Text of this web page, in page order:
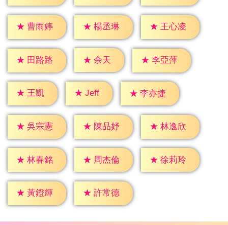
★ 曹雨婷 ★ 楊丞琳 ★ 王心凌
★ 田路路 ★ 余天 ★ 李亞萍
★ 王凱 ★ Jeff ★ 李亦捷
★ 吳宗憲 ★ 陳品妤 ★ 林逸欣
★ 林春銘 ★ 周杰倫 ★ 徐莉玲
★ 黃鐙輝 ★ 許常德